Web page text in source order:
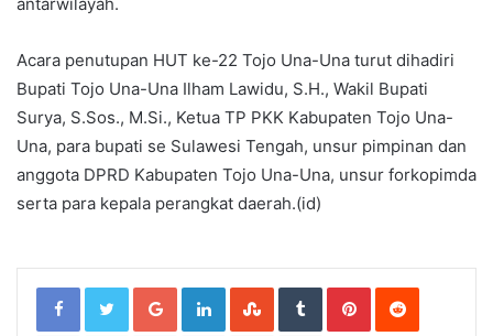
Acara penutupan HUT ke-22 Tojo Una-Una turut dihadiri
Bupati Tojo Una-Una Ilham Lawidu, S.H., Wakil Bupati
Surya, S.Sos., M.Si., Ketua TP PKK Kabupaten Tojo Una-
Una, para bupati se Sulawesi Tengah, unsur pimpinan dan
anggota DPRD Kabupaten Tojo Una-Una, unsur forkopimda
serta para kepala perangkat daerah.(id)
Google+LinkedInStumbleUpon
TumblrPinterestReddit